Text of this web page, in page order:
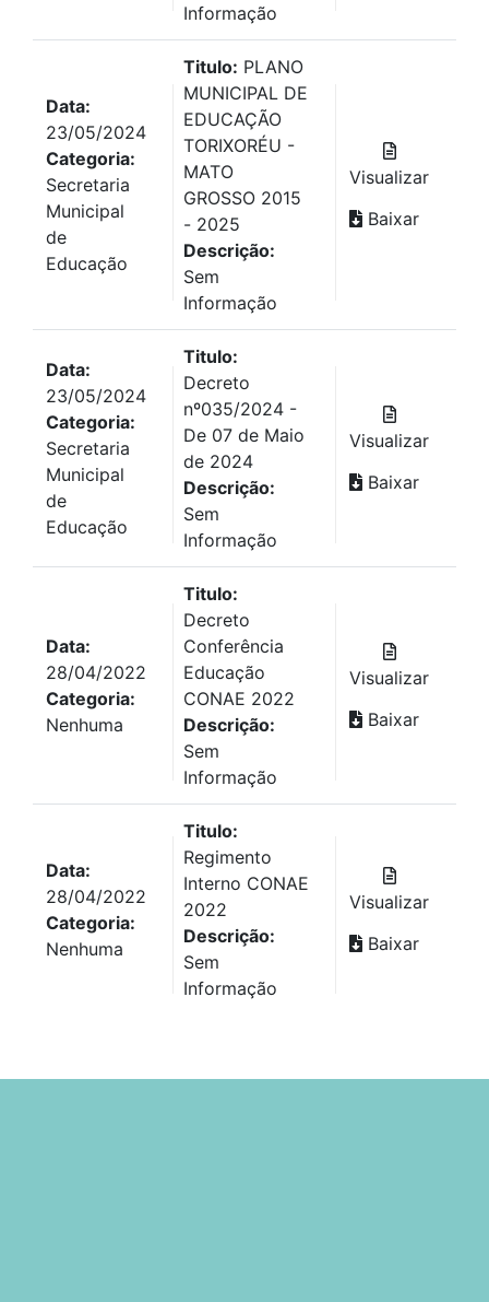
Informação
Data:
23/05/2024
Categoria:
Secretaria
Municipal
de
Educação
Titulo: PLANO
MUNICIPAL DE
EDUCAÇÃO
TORIXORÉU -
MATO
GROSSO 2015
- 2025
Descrição:
Sem
Informação
Visualizar
Baixar
Data:
23/05/2024
Categoria:
Secretaria
Municipal
de
Educação
Titulo:
Decreto
nº035/2024 -
De 07 de Maio
de 2024
Descrição:
Sem
Informação
Visualizar
Baixar
Data:
28/04/2022
Categoria:
Nenhuma
Titulo:
Decreto
Conferência
Educação
CONAE 2022
Descrição:
Sem
Informação
Visualizar
Baixar
Data:
28/04/2022
Categoria:
Nenhuma
Titulo:
Regimento
Interno CONAE
2022
Descrição:
Sem
Informação
Visualizar
Baixar